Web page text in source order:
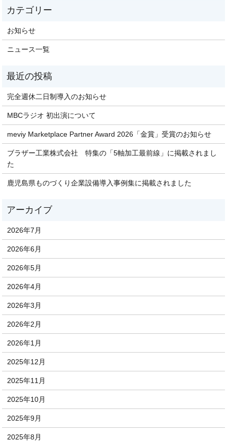
お知らせ
ニュース一覧
完全週休二日制導入のお知らせ
MBCラジオ 初出演について
meviy Marketplace Partner Award 2026「金賞」受賞のお知らせ
ブラザー工業株式会社 特集の「5軸加工最前線」に掲載されまし
た
鹿児島県ものづくり企業設備導入事例集に掲載されました
2026年7月
2026年6月
2026年5月
2026年4月
2026年3月
2026年2月
2026年1月
2025年12月
2025年11月
2025年10月
2025年9月
2025年8月